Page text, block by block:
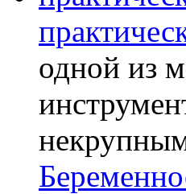
одной из